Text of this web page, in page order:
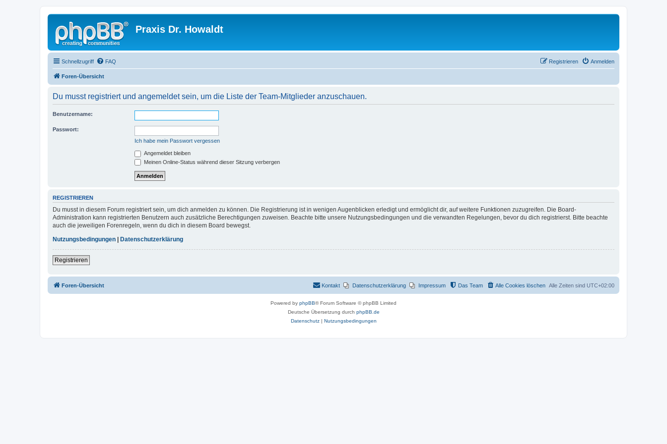
Praxis Dr. Howaldt
Schnellzugriff FAQ Anmelden
Registrieren
Foren-Übersicht
Du musst registriert und angemeldet sein, um die Liste der Team-Mitglieder anzuschauen.
Benutzername:
Passwort:
Ich habe mein Passwort vergessen
Angemeldet bleiben
Meinen Online-Status während dieser Sitzung verbergen
REGISTRIEREN
Du musst in diesem Forum registriert sein, um dich anmelden zu können. Die Registrierung ist in wenigen Augenblicken erledigt und ermöglicht dir, auf weitere Funktionen zuzugreifen. Die Board-
Administration kann registrierten Benutzern auch zusätzliche Berechtigungen zuweisen. Beachte bitte unsere Nutzungsbedingungen und die verwandten Regelungen, bevor du dich registrierst. Bitte beachte
auch die jeweiligen Forenregeln, wenn du dich in diesem Board bewegst.
Nutzungsbedingungen | Datenschutzerklärung
Registrieren
Foren-Übersicht Alle Zeiten sind UTC+02:00
Alle Cookies löschen
Das Team
Impressum
Datenschutzerklärung
Kontakt
Powered by phpBB® Forum Software © phpBB Limited
Deutsche Übersetzung durch phpBB.de
Datenschutz| Nutzungsbedingungen